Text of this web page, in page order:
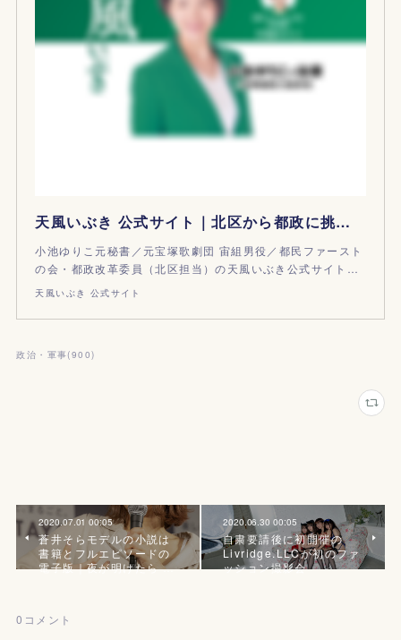
天風いぶき 公式サイト｜北区から都政に挑戦！
小池ゆりこ元秘書／元宝塚歌劇団 宙組男役／都民ファースト
の会・都政改革委員（北区担当）の天風いぶき公式サイト…
天風いぶき 公式サイト
政治・軍事(900)
2020.07.01 00:05
蒼井そらモデルの小説は
書籍とフルエピソードの
電子版｜夜が明けたら …
2020.06.30 00:05
自粛要請後に初開催の
Livridge.LLCが初のファ
ッション撮影会
0 コメント